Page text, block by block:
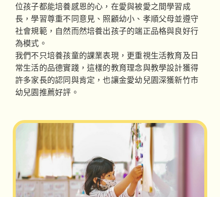
位孩子都能培養感恩的心，在愛與被愛之間學習成
長，學習尊重不同意見、照顧幼小、孝順父母並遵守
社會規範，自然而然培養出孩子的端正品格與良好行
為模式。
我們不只培養孩童的課業表現，更重視生活教育及日
常生活的品德實踐，這樣的教育理念與教學設計獲得
許多家長的認同與肯定，也讓金愛幼兒園深獲新竹市
幼兒園推薦好評。